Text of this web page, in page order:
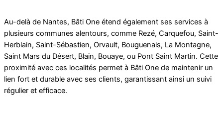
Au-delà de Nantes, Bâti One étend également ses services à
plusieurs communes alentours, comme Rezé, Carquefou, Saint-
Herblain, Saint-Sébastien, Orvault, Bouguenais, La Montagne,
Saint Mars du Désert, Blain, Bouaye, ou Pont Saint Martin. Cette
proximité avec ces localités permet à Bâti One de maintenir un
lien fort et durable avec ses clients, garantissant ainsi un suivi
régulier et efficace.